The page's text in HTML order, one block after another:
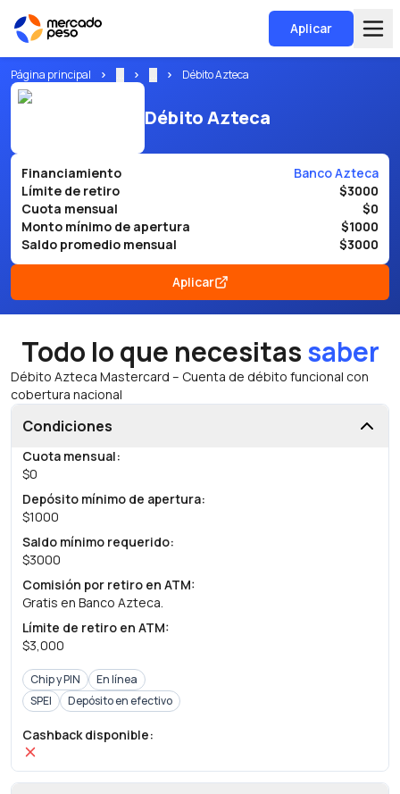
Aplicar
Página principal Débito Azteca
Débito Azteca
Financiamiento
Banco Azteca
Límite de retiro
$3000
Cuota mensual
$0
Monto mínimo de apertura
$1000
Saldo promedio mensual
$3000
Aplicar
Todo lo que necesitassaber
Débito Azteca Mastercard – Cuenta de débito funcional con
cobertura nacional
Condiciones
Cuota mensual:
$0
Depósito mínimo de apertura:
$1000
Saldo mínimo requerido:
$3000
Comisión por retiro en ATM:
Gratis en Banco Azteca.
Límite de retiro en ATM:
$3,000
Chip y PIN
En línea
SPEI
Depósito en efectivo
Cashback disponible: